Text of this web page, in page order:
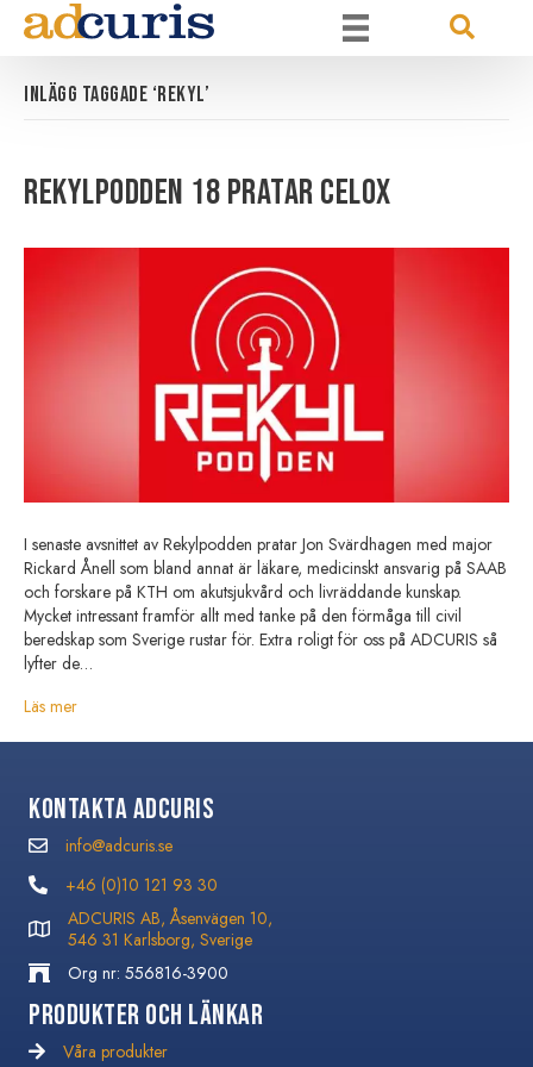
Inlägg taggade ‘rekyl’
Rekylpodden 18 pratar Celox
I senaste avsnittet av Rekylpodden pratar Jon Svärdhagen med major
Rickard Ånell som bland annat är läkare, medicinskt ansvarig på SAAB
och forskare på KTH om akutsjukvård och livräddande kunskap.
Mycket intressant framför allt med tanke på den förmåga till civil
beredskap som Sverige rustar för. Extra roligt för oss på ADCURIS så
lyfter de…
Läs mer
Kontakta Adcuris
info@adcuris.se
info@adcuris.se
+46 (0)10 121 93 30
+46 (0)10 121 93 30
ADCURIS AB, Åsenvägen 10,
546 31 Karlsborg, Sverige
Org nr: 556816-3900
Produkter och Länkar
Våra produkter